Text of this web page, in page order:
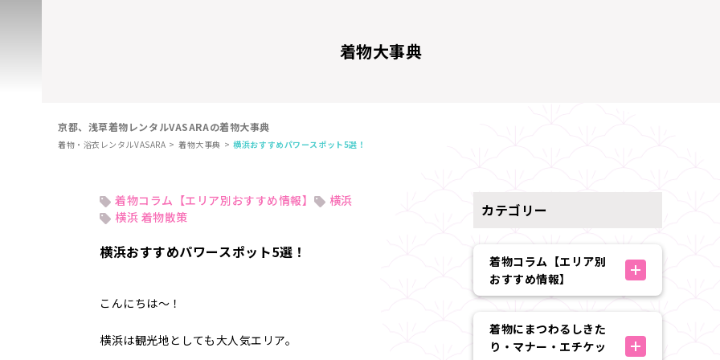
着物大事典
京都、浅草着物レンタルVASARAの着物大事典
着物・浴衣レンタルVASARA 着物大事典 横浜おすすめパワースポット5選！
着物コラム【エリア別おすすめ情報】
横浜
横浜 着物散策
横浜おすすめパワースポット5選！
こんにちは～！
横浜は観光地としても大人気エリア。
カテゴリー
着物コラム【エリア別
おすすめ情報】
着物にまつわるしきた
り・マナー・エチケッ